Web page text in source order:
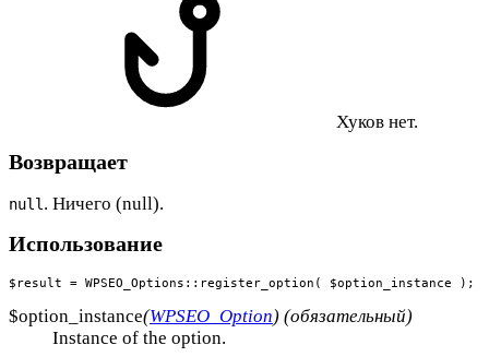
Хуков нет.
Возвращает
null . Ничего (null).
Использование
$result = WPSEO_Options::register_option( $option_instance );
$option_instance(WPSEO_Option) (обязательный)
Instance of the option.